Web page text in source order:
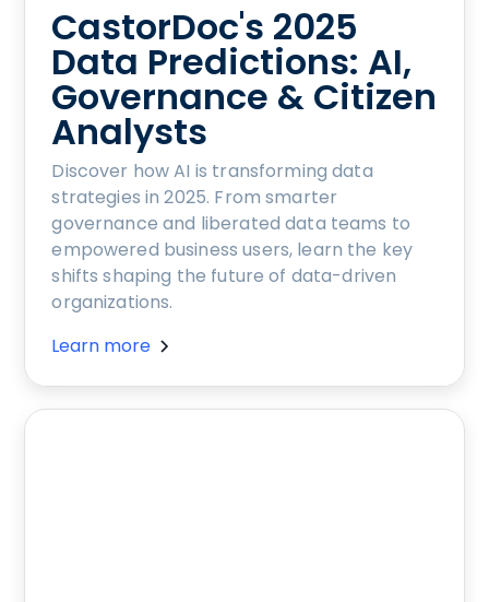
CastorDoc's 2025
Data Predictions: AI,
Governance & Citizen
Analysts
Discover how AI is transforming data
strategies in 2025. From smarter
governance and liberated data teams to
empowered business users, learn the key
shifts shaping the future of data-driven
organizations.
Learn more